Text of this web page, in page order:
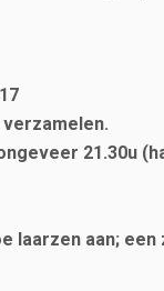
21.30u
aan; een